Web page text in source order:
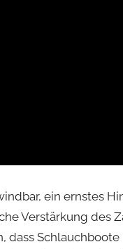
ein ernstes
Verstärkung des
dass